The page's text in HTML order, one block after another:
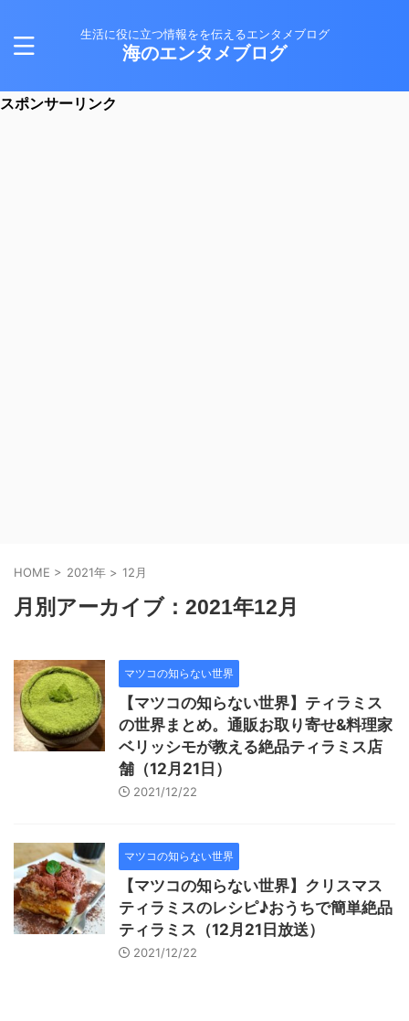
生活に役に立つ情報をを伝えるエンタメブログ
海のエンタメブログ
スポンサーリンク
HOME > 2021年 > 12月
月別アーカイブ：2021年12月
マツコの知らない世界
【マツコの知らない世界】ティラミス
の世界まとめ。通販お取り寄せ&料理家
ベリッシモが教える絶品ティラミス店
舗（12月21日）
2021/12/22
マツコの知らない世界
【マツコの知らない世界】クリスマス
ティラミスのレシピ♪おうちで簡単絶品
ティラミス（12月21日放送）
2021/12/22